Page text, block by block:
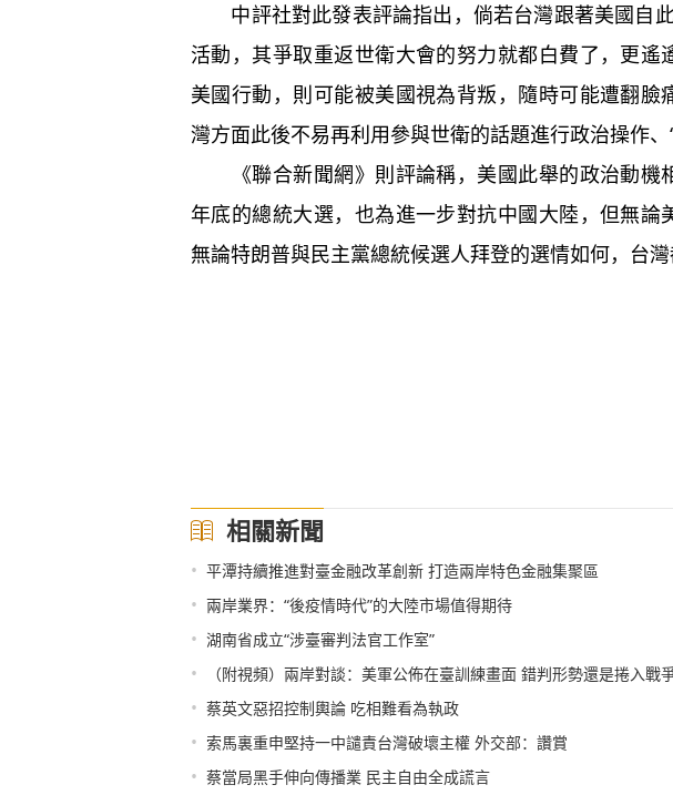
中評社對此發表評論指出，倘若台灣跟著美國自
活動，其爭取重返世衛大會的努力就都白費了，更遙
美國行動，則可能被美國視為背叛，隨時可能遭翻臉
灣方面此後不易再利用參與世衛的話題進行政治操作、“
《聯合新聞網》則評論稱，美國此舉的政治動機
年底的總統大選，也為進一步對抗中國大陸，但無論
無論特朗普與民主黨總統候選人拜登的選情如何，台灣
相關新聞
• 平潭持續推進對臺金融改革創新 打造兩岸特色金融集聚區
• 兩岸業界：“後疫情時代”的大陸市場值得期待
• 湖南省成立“涉臺審判法官工作室”
• （附視頻）兩岸對談：美軍公佈在臺訓練畫面 錯判形勢還是捲入戰爭
• 蔡英文惡招控制輿論 吃相難看為執政
• 索馬裏重申堅持一中譴責台灣破壞主權 外交部：讚賞
• 蔡當局黑手伸向傳播業 民主自由全成謊言